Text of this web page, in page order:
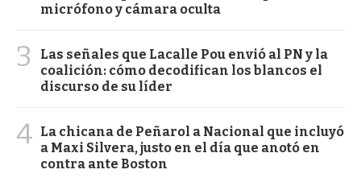
micrófono y cámara oculta
3
Las señales que Lacalle Pou envió al PN y la
coalición: cómo decodifican los blancos el
discurso de su líder
4 La chicana de Peñarol a Nacional que incluyó
a Maxi Silvera, justo en el día que anotó en
contra ante Boston